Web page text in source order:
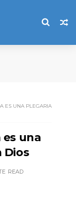
ES UNA PLEGARIA
es una
Dios
READ